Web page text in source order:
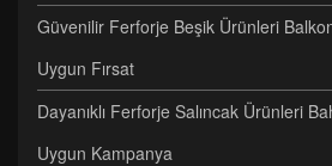
Güvenilir Ferforje Beşik Ürünleri
Uygun Fırsat
Dayanıklı Ferforje Salıncak Ürünleri
Uygun Kampanya